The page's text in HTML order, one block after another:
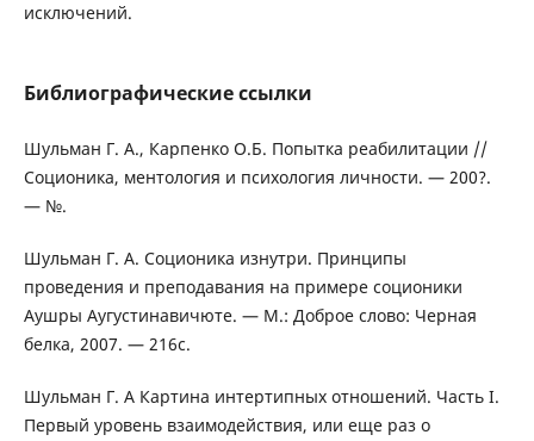
исключений.
Библиографические ссылки
Шульман Г. А., Карпенко О.Б. Попытка реабилитации //
Соционика, ментология и психология личности. — 200?.
— №.
Шульман Г. А. Соционика изнутри. Принципы
проведения и преподавания на примере соционики
Аушры Аугустинавичюте. — М.: Доброе слово: Черная
белка, 2007. — 216с.
Шульман Г. А Картина интертипных отношений. Часть I.
Первый уровень взаимодействия, или еще раз о